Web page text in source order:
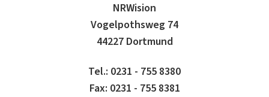
NRWision
Vogelpothsweg 74
44227 Dortmund
Tel.: 0231 - 755 8380
Fax: 0231 - 755 8381